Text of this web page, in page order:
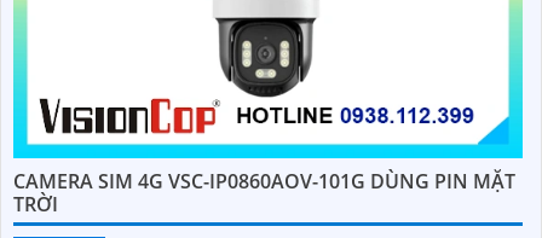
CAMERA SIM 4G VSC-IP0860AOV-101G DÙNG PIN MẶT
TRỜI